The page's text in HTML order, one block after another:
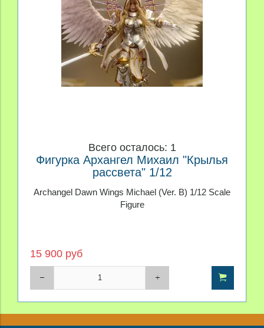
Всего осталось: 1
Фигурка Архангел Михаил "Крылья
рассвета" 1/12
Archangel Dawn Wings Michael (Ver. B) 1/12 Scale
Figure
15 900 руб